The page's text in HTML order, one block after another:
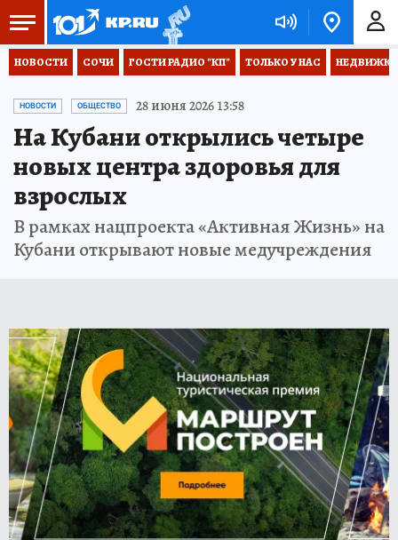
НОВОСТИ СОЧИ ГОСТИ РАДИО "КП" ТОЛЬКО У НАС НЕДВИЖКА
НОВОСТИ ОБЩЕСТВО 28 июня 2026 13:58
На Кубани открылись четыре
новых центра здоровья для
взрослых
В рамках нацпроекта «Активная Жизнь» на
Кубани открывают новые медучреждения